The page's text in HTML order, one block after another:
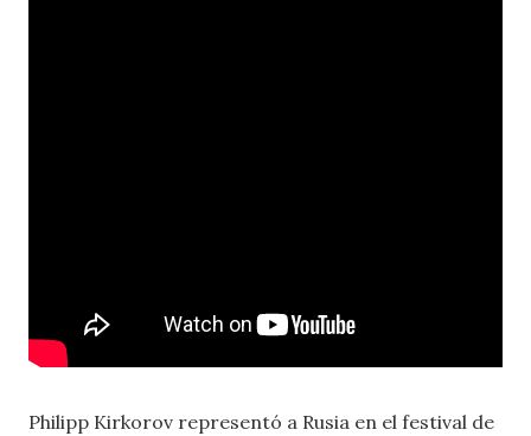
Philipp Kirkorov representó a Rusia en el festival de